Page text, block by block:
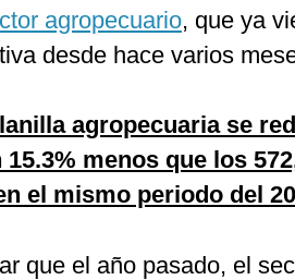
agropecuario, que ya
desde hace varios
agropecuaria se
menos que los
el mismo periodo del
que el año pasado, el